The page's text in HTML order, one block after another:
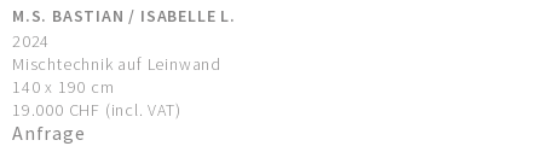
M.S. BASTIAN / ISABELLE L.
2024
Mischtechnik auf Leinwand
140 x 190 cm
19.000 CHF (incl. VAT)
Anfrage